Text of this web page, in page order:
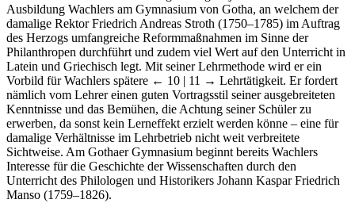
Ausbildung Wachlers am Gymnasium von Gotha, an welchem der
damalige Rektor Friedrich Andreas Stroth (1750–1785) im Auftrag
des Herzogs umfangreiche Reformmaßnahmen im Sinne der
Philanthropen durchführt und zudem viel Wert auf den Unterricht in
Latein und Griechisch legt. Mit seiner Lehrmethode wird er ein
Vorbild für Wachlers spätere ← 10 | 11 → Lehrtätigkeit. Er fordert
nämlich vom Lehrer einen guten Vortragsstil seiner ausgebreiteten
Kenntnisse und das Bemühen, die Achtung seiner Schüler zu
erwerben, da sonst kein Lerneffekt erzielt werden könne – eine für
damalige Verhältnisse im Lehrbetrieb nicht weit verbreitete
Sichtweise. Am Gothaer Gymnasium beginnt bereits Wachlers
Interesse für die Geschichte der Wissenschaften durch den
Unterricht des Philologen und Historikers Johann Kaspar Friedrich
Manso (1759–1826).